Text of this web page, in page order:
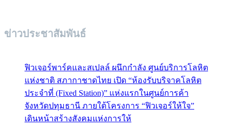
ข่าวประชาสัมพันธ์
ฟิวเจอร์พาร์คและสเปลล์ ผนึกกำลัง ศูนย์บริการโลหิต
แห่งชาติ สภากาชาดไทย เปิด “ห้องรับบริจาคโลหิต
ประจำที่ (Fixed Station)” แห่งแรกในศูนย์การค้า
จังหวัดปทุมธานี ภายใต้โครงการ “ฟิวเจอร์ให้ใจ”
เดินหน้าสร้างสังคมแห่งการให้